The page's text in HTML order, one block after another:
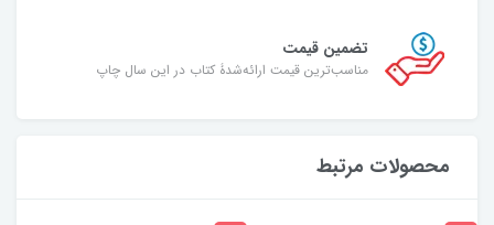
تضمین قیمت
مناسب‌ترین قیمت ارائه‌شدۀ کتاب در این سال چاپ
محصولات مرتبط